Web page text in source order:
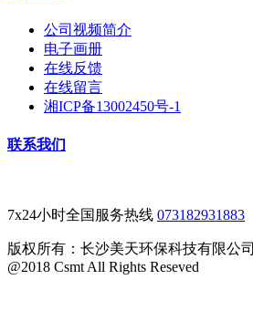
公司视频简介
电子画册
在线反馈
在线留言
湘ICP备13002450号-1
联系我们
7x24小时全国服务热线 073182931883
版权所有：长沙美天环保科技有限公司
@2018 Csmt All Rights Reseved